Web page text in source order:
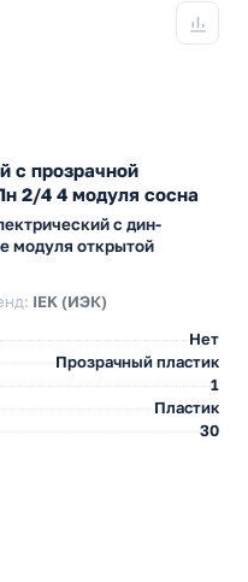
с прозрачной
2/4 4 модуля сосна
с дин-
модуля открытой
IEK (ИЭК)
Нет
Прозрачный пластик
1
Пластик
30